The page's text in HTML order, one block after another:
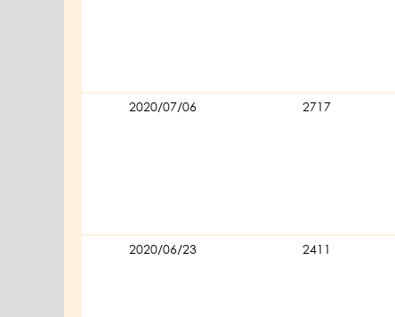
2717
2020/07/06
2411
2020/06/23